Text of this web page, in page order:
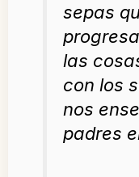
sepas
las
con los
nos
padres